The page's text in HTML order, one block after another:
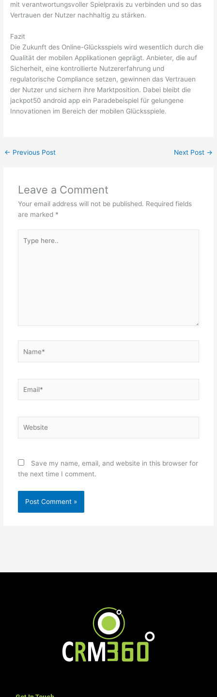
mit verantwortungsvoller Spielpraxis zu verbinden und so das
Vertrauen der Nutzer nachhaltig zu stärken.
Fazit
Die Zukunft des Online-Glücksspiels wird wesentlich durch die
Qualität der mobilen Applikationen geprägt. Anbieter, die auf
Sicherheit, eine kontrollierte Nutzererfahrung und
regulatorische Compliance setzen, gewinnen das Vertrauen
der Nutzer und sichern ihre Marktposition. Dabei bleibt die
jackpot50 android app ein Paradebeispiel für gelungene
Innovationen im Bereich der mobilen Glücksspiele.
← Previous Post Next Post →
Leave a Comment
Your email address will not be published. Required fields
are marked *
here..
Save my name, email, and website in this browser for
the next time I comment.